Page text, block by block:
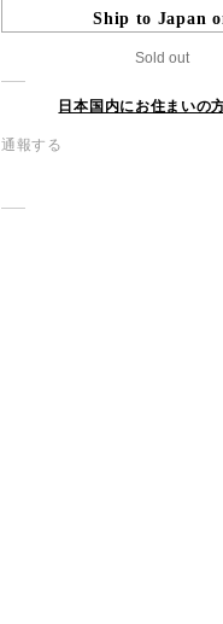
Ship to Japan
Sold out
日本国内にお住まいの
通報する